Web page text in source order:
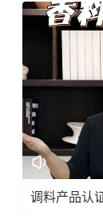
调料产品认